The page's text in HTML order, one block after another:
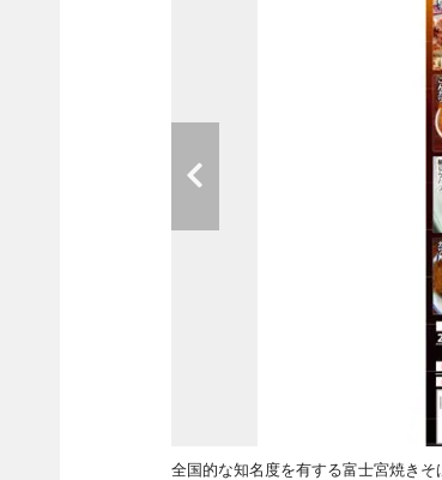
全国的な知名度を有する富士宮焼き